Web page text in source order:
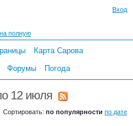
Вход
полную
Карта Сарова
Форумы Погода
12 июля
Сортировать: по популярности по дате